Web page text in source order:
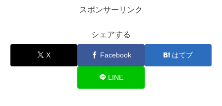
スポンサーリンク
シェアする
X Facebook はてブ
LINE